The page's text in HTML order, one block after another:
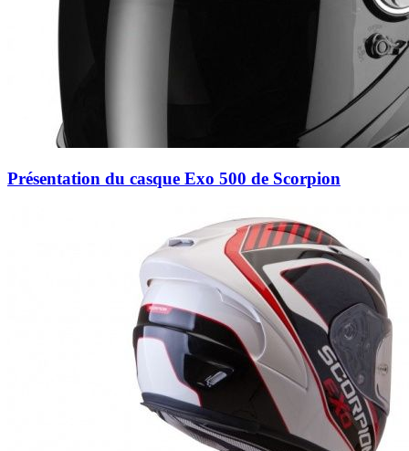
Présentation du casque Exo 500 de Scorpion